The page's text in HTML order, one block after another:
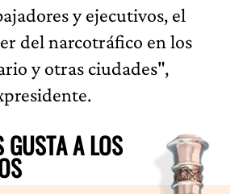
y ejecutivos, el
del narcotráfico en los
y otras ciudades",
GUSTA A LOS